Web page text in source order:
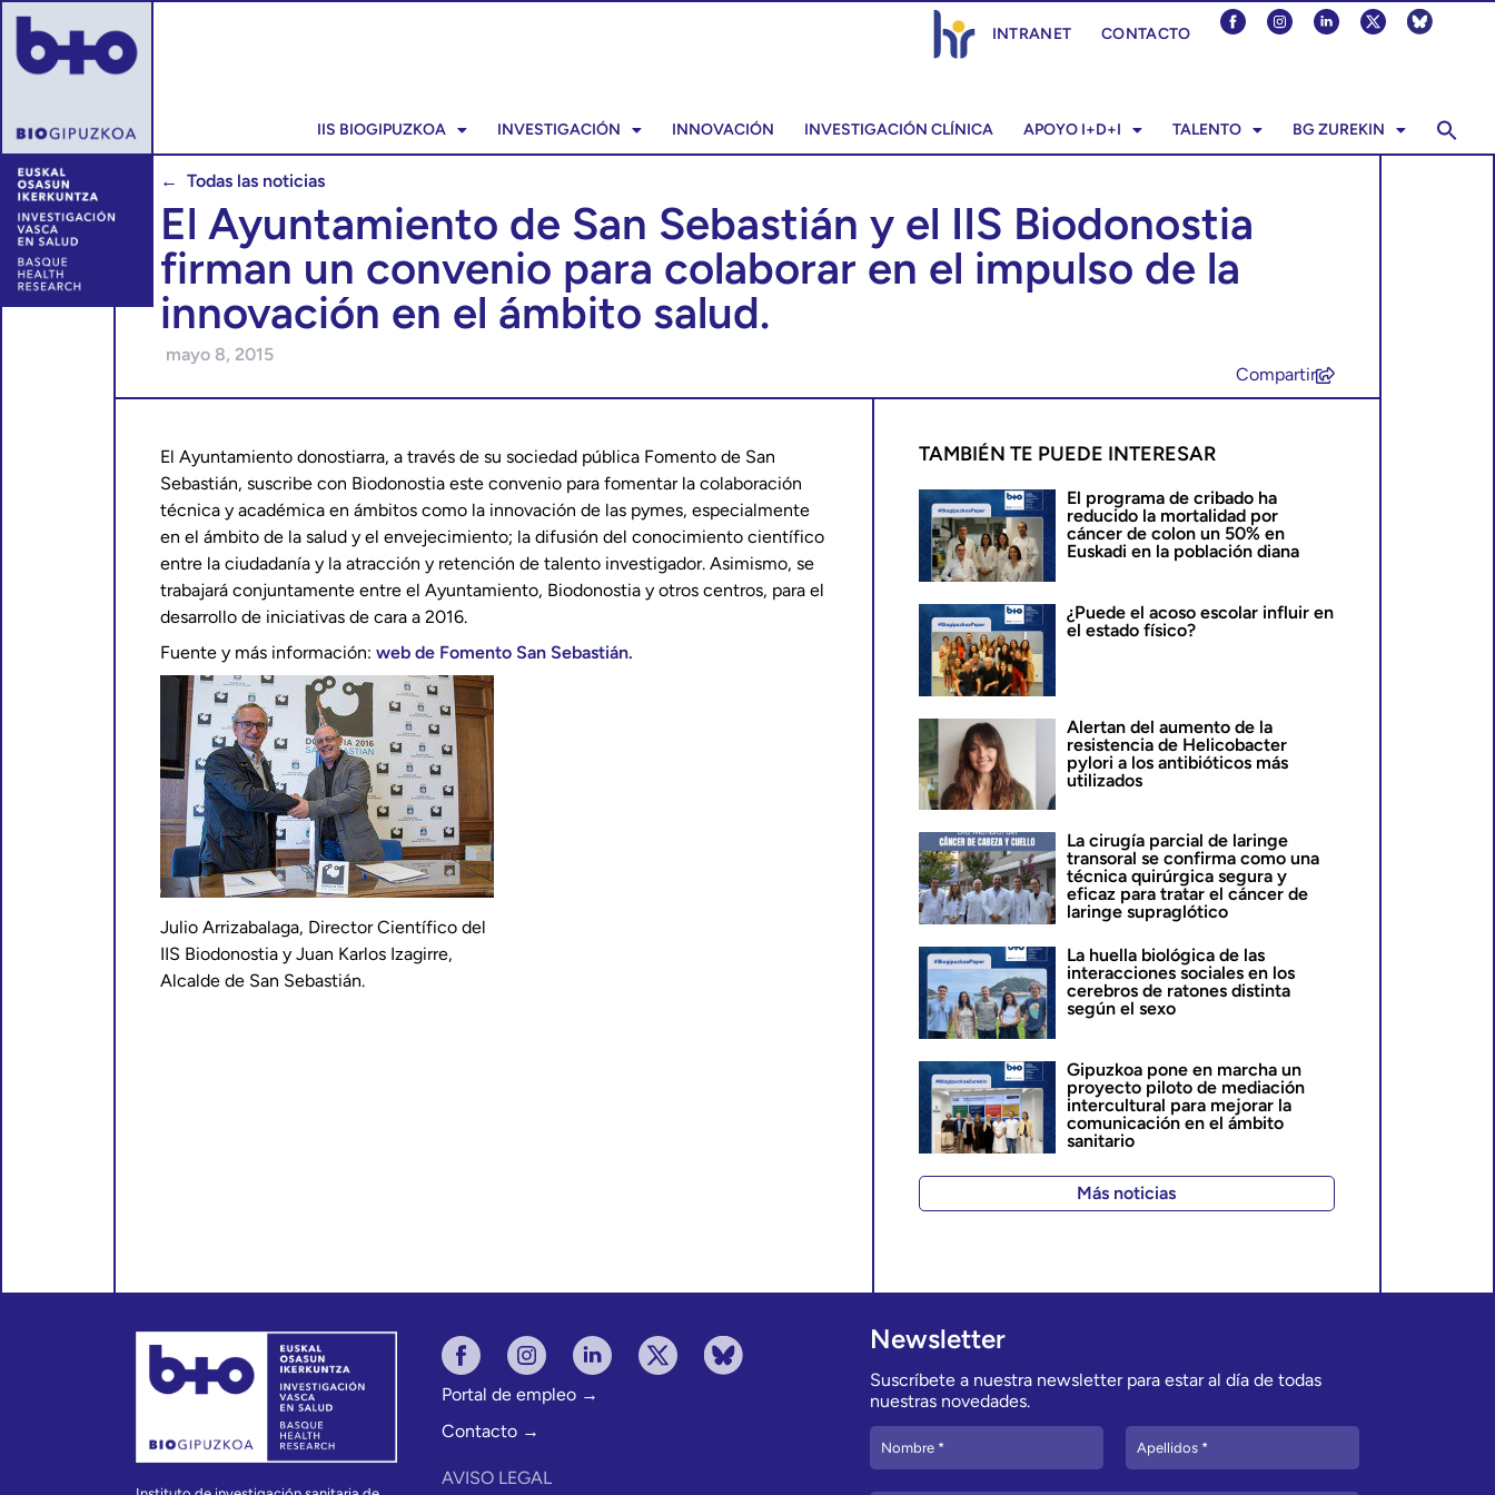
INTRANET CONTACTO
IIS BIOGIPUZKOA INVESTIGACIÓN INNOVACIÓN INVESTIGACIÓN CLÍNICA APOYO I+D+I TALENTO BG ZUREKIN
← Todas las noticias
El Ayuntamiento de San Sebastián y el IIS Biodonostia
firman un convenio para colaborar en el impulso de la
innovación en el ámbito salud.
mayo 8, 2015
Compartir
El Ayuntamiento donostiarra, a través de su sociedad pública Fomento de San
Sebastián, suscribe con Biodonostia este convenio para fomentar la colaboración
técnica y académica en ámbitos como la innovación de las pymes, especialmente
en el ámbito de la salud y el envejecimiento; la difusión del conocimiento científico
entre la ciudadanía y la atracción y retención de talento investigador. Asimismo, se
trabajará conjuntamente entre el Ayuntamiento, Biodonostia y otros centros, para el
desarrollo de iniciativas de cara a 2016.
Fuente y más información: web de Fomento San Sebastián.
Julio Arrizabalaga, Director Científico del
IIS Biodonostia y Juan Karlos Izagirre,
Alcalde de San Sebastián.
TAMBIÉN TE PUEDE INTERESAR
El programa de cribado ha
reducido la mortalidad por
cáncer de colon un 50% en
Euskadi en la población diana
¿Puede el acoso escolar influir en
el estado físico?
Alertan del aumento de la
resistencia de Helicobacter
pylori a los antibióticos más
utilizados
La cirugía parcial de laringe
transoral se confirma como una
técnica quirúrgica segura y
eficaz para tratar el cáncer de
laringe supraglótico
La huella biológica de las
interacciones sociales en los
cerebros de ratones distinta
según el sexo
Gipuzkoa pone en marcha un
proyecto piloto de mediación
intercultural para mejorar la
comunicación en el ámbito
sanitario
Más noticias
Portal de empleo →
Contacto →
AVISO LEGAL
Newsletter
Suscríbete a nuestra newsletter para estar al día de todas
nuestras novedades.